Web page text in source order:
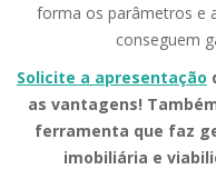
forma os parâmetros e
conseguem
Solicite a apresentação
as vantagens!
ferramenta que faz
imobiliária e